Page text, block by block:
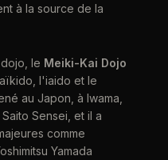
à la source de la
le Meiki-Kai Dojo
l'iaido et le
au Japon, à Iwama,
Sensei, et il a
comme
Yamada